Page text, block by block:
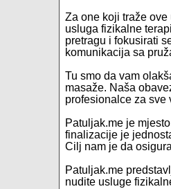
Za one koji traže
usluga fizikalne
pretragu i fokusirati
komunikacija sa
Tu smo da vam
masaže. Naša
profesionalce za sve
Patuljak.me je
finalizacije je
Cilj nam je da
Patuljak.me
nudite usluge